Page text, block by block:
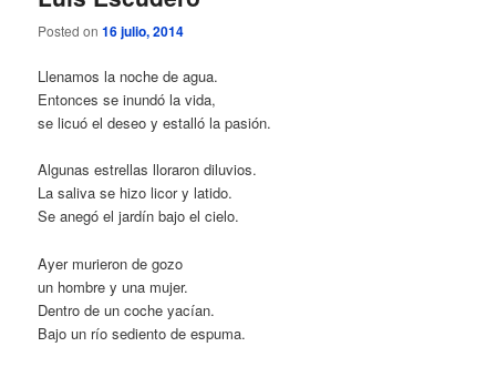
Posted on16 julio, 2014
Llenamos la noche de agua.
Entonces se inundó la vida,
se licuó el deseo y estalló la pasión.
Algunas estrellas lloraron diluvios.
La saliva se hizo licor y latido.
Se anegó el jardín bajo el cielo.
Ayer murieron de gozo
un hombre y una mujer.
Dentro de un coche yacían.
Bajo un río sediento de espuma.